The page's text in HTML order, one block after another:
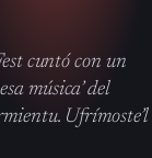
cuntó con un
música’ del
Ufrímoste’l